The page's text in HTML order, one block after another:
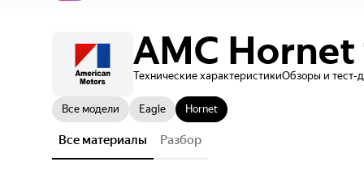
AMC Hornet
Технические характеристикиОбзоры и тест-
Все модели Eagle Hornet
Все материалы Разбор